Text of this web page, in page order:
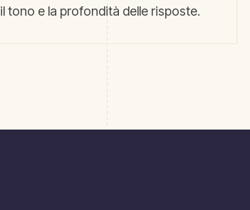
il tono e la profondità delle risposte.